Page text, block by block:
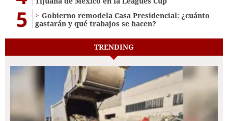
5
Gobierno remodela Casa Presidencial: ¿cuánto
gastarán y qué trabajos se hacen?
TRENDING